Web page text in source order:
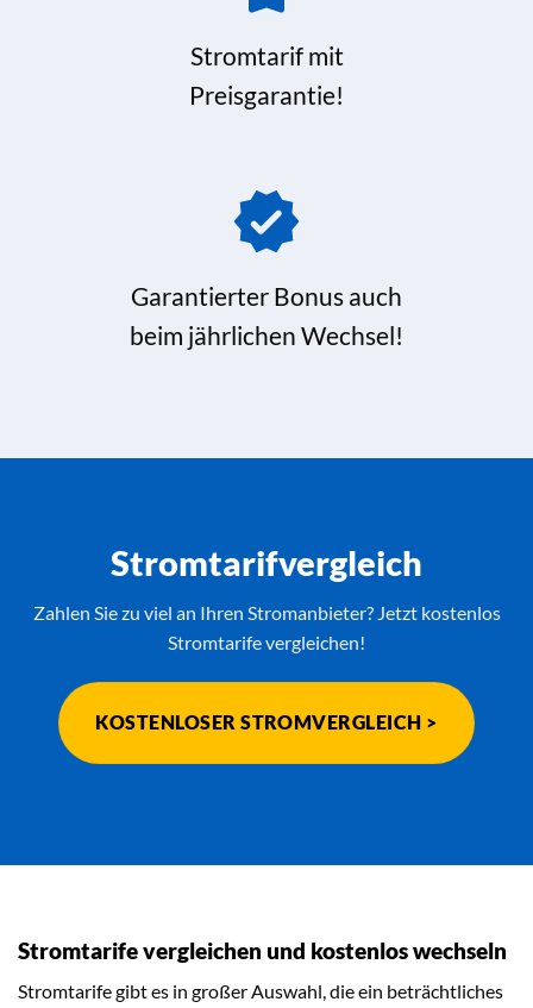
Stromtarif mit
Preisgarantie!
Garantierter Bonus auch
beim jährlichen Wechsel!
Stromtarifvergleich
Zahlen Sie zu viel an Ihren Stromanbieter? Jetzt kostenlos
Stromtarife vergleichen!
KOSTENLOSER STROMVERGLEICH >
Stromtarife vergleichen und kostenlos wechseln
Stromtarife gibt es in großer Auswahl, die ein beträchtliches